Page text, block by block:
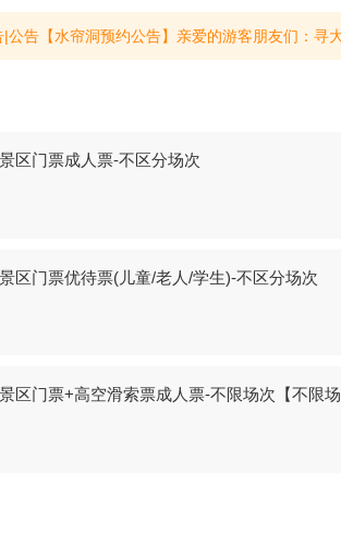
！为进一步提升花果山景区核心景点——水帘洞《大圣缘起 洞天秘境》的游览服务水平，保障游客参观安全，维护现场游览秩序，景区将运行水帘洞分时段预约系统。检票入园后，手机扫描水帘洞预约系统二维码，或在微信小程序“花果山景区”中点击进入“
区门票成人票-不区分场次
区门票优待票(儿童/老人/学生)-不区分场次
区门票+高空滑索票成人票-不限场次【不限